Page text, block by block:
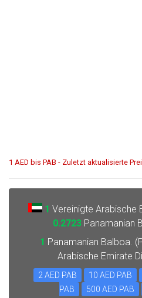
1 AED bis PAB - Zuletzt aktualisierte
1 Vereinigte Arabische
0.2723 Panamanian
1 Panamanian Balboa.
Arabische Emirate
2 AED PAB 10 AED PAB
PAB
500 AED PAB